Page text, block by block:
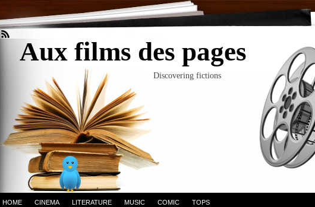
Aux films des pages
Discovering fictions
HOME CINEMA LITERATURE MUSIC COMIC TOPS